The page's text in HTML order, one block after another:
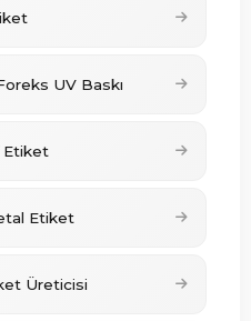
UV Baskı
Etiket
Etiket
Üreticisi